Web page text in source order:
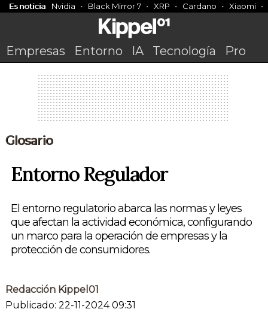
Es noticia Nvidia Black Mirror 7 XRP Cardano Xiaomi
Empresas Entorno IA Tecnología Pro
Glosario
Entorno Regulador
El entorno regulatorio abarca las normas y leyes
que afectan la actividad económica, configurando
un marco para la operación de empresas y la
protección de consumidores.
Redacción Kippel01
Publicado: 22-11-2024 09:31